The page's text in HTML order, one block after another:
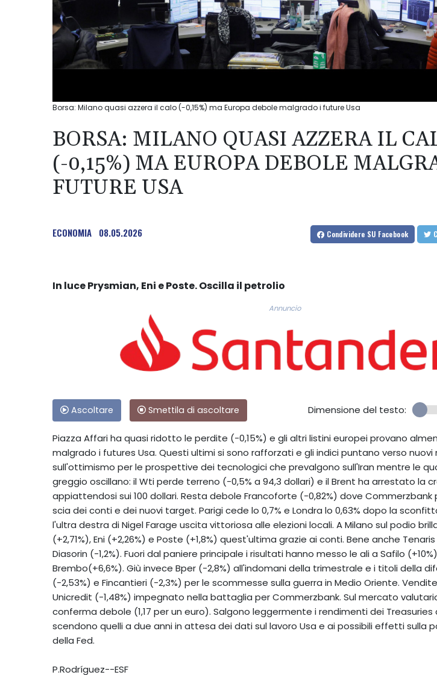
Borsa: Milano quasi azzera il calo (-0,15%) ma Europa debole malgrado i future Usa
BORSA: MILANO QUASI AZZERA IL
(-0,15%) MA EUROPA DEBOLE
FUTURE USA
ECONOMIA 08.05.2026 Condividere SU Facebook
In luce Prysmian, Eni e Poste. Oscilla il petrolio
Annuncio
Ascoltare Smettila di ascoltare Dimensione del testo:
Piazza Affari ha quasi ridotto le perdite (-0,15%) e gli altri listini europei provano
malgrado i futures Usa. Questi ultimi si sono rafforzati e gli indici puntano verso nuovi
sull'ottimismo per le prospettive dei tecnologici che prevalgono sull'Iran mentre le
greggio oscillano: il Wti perde terreno (-0,5% a 94,3 dollari) e il Brent ha arrestato la
appiattendosi sui 100 dollari. Resta debole Francoforte (-0,82%) dove Commerzbank
scia dei conti e dei nuovi target. Parigi cede lo 0,7% e Londra lo 0,63% dopo la
l'ultra destra di Nigel Farage uscita vittoriosa alle elezioni locali. A Milano sul podio
(+2,71%), Eni (+2,26%) e Poste (+1,8%) quest'ultima grazie ai conti. Bene anche Tenaris
Diasorin (-1,2%). Fuori dal paniere principale i risultati hanno messo le ali a Safilo
Brembo(+6,6%). Giù invece Bper (-2,8%) all'indomani della trimestrale e i titoli della
(-2,53%) e Fincantieri (-2,3%) per le scommesse sulla guerra in Medio Oriente.
Unicredit (-1,48%) impegnato nella battaglia per Commerzbank. Sul mercato
conferma debole (1,17 per un euro). Salgono leggermente i rendimenti dei Treasuries
scendono quelli a due anni in attesa dei dati sul lavoro Usa e ai possibili effetti sulla
della Fed.
P.Rodríguez--ESF